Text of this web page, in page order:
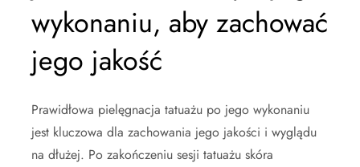
wykonaniu, aby zachować
jego jakość
Prawidłowa pielęgnacja tatuażu po jego wykonaniu
jest kluczowa dla zachowania jego jakości i wyglądu
na dłużej. Po zakończeniu sesji tatuażu skóra